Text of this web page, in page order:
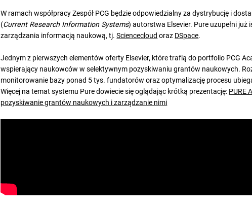
W ramach współpracy Zespół PCG będzie odpowiedzialny za dystrybucję i
(Current Research Information Systems) autorstwa Elsevier. Pure uzupełni
zarządzania informacją naukową, tj.Sciencecloud oraz DSpace.
Jednym z pierwszych elementów oferty Elsevier, które trafią do portfolio PCG
wspierający naukowców w selektywnym pozyskiwaniu grantów naukowych.
monitorowanie bazy ponad 5 tys. fundatorów oraz optymalizację procesu
Więcej na temat systemu Pure dowiecie się oglądając krótką prezentację: PURE
pozyskiwanie grantów naukowych i zarządzanie nimi